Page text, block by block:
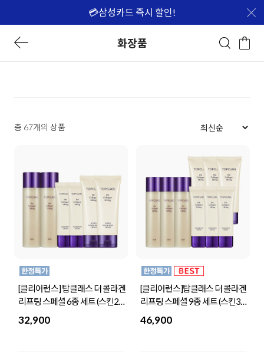
💳삼성카드 즉시 할인!
화장품
총 67개의 상품
[클리어런스] 탑클래스 더 콜라겐
리프팅 스페셜 6종 세트 (스킨2개
개)
32,900
[클리어런스]탑클래스 더 콜라겐
리프팅 스페셜 9종 세트 (스킨3개
개)
46,900